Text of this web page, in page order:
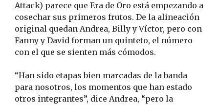
Attack) parece que Era de Oro está empezando a
cosechar sus primeros frutos. De la alineación
original quedan Andrea, Billy y Víctor, pero con
Fanny y David forman un quinteto, el número
con el que se sienten más cómodos.
“Han sido etapas bien marcadas de la banda
para nosotros, los momentos que han estado
otros integrantes”, dice Andrea, “pero la